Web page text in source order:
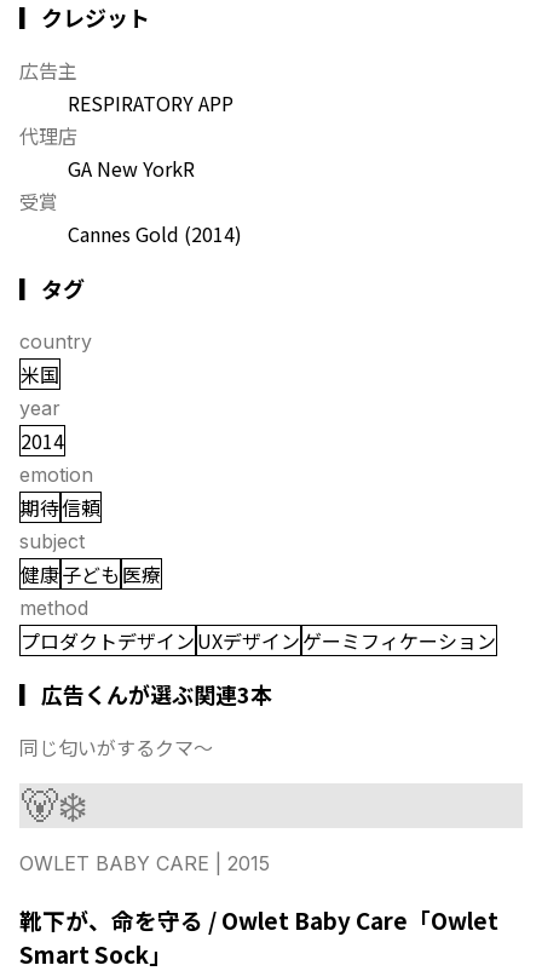
▎クレジット
広告主
RESPIRATORY APP
代理店
GA New YorkR
受賞
Cannes Gold (2014)
▎タグ
country
米国
year
2014
emotion
期待信頼
subject
健康子ども 医療
method
プロダクトデザインUXデザインゲーミフィケーション
▎広告くんが選ぶ関連3本
同じ匂いがするクマ〜
🐻‍❄️
OWLET BABY CARE | 2015
靴下が、命を守る / Owlet Baby Care「Owlet
Smart Sock」